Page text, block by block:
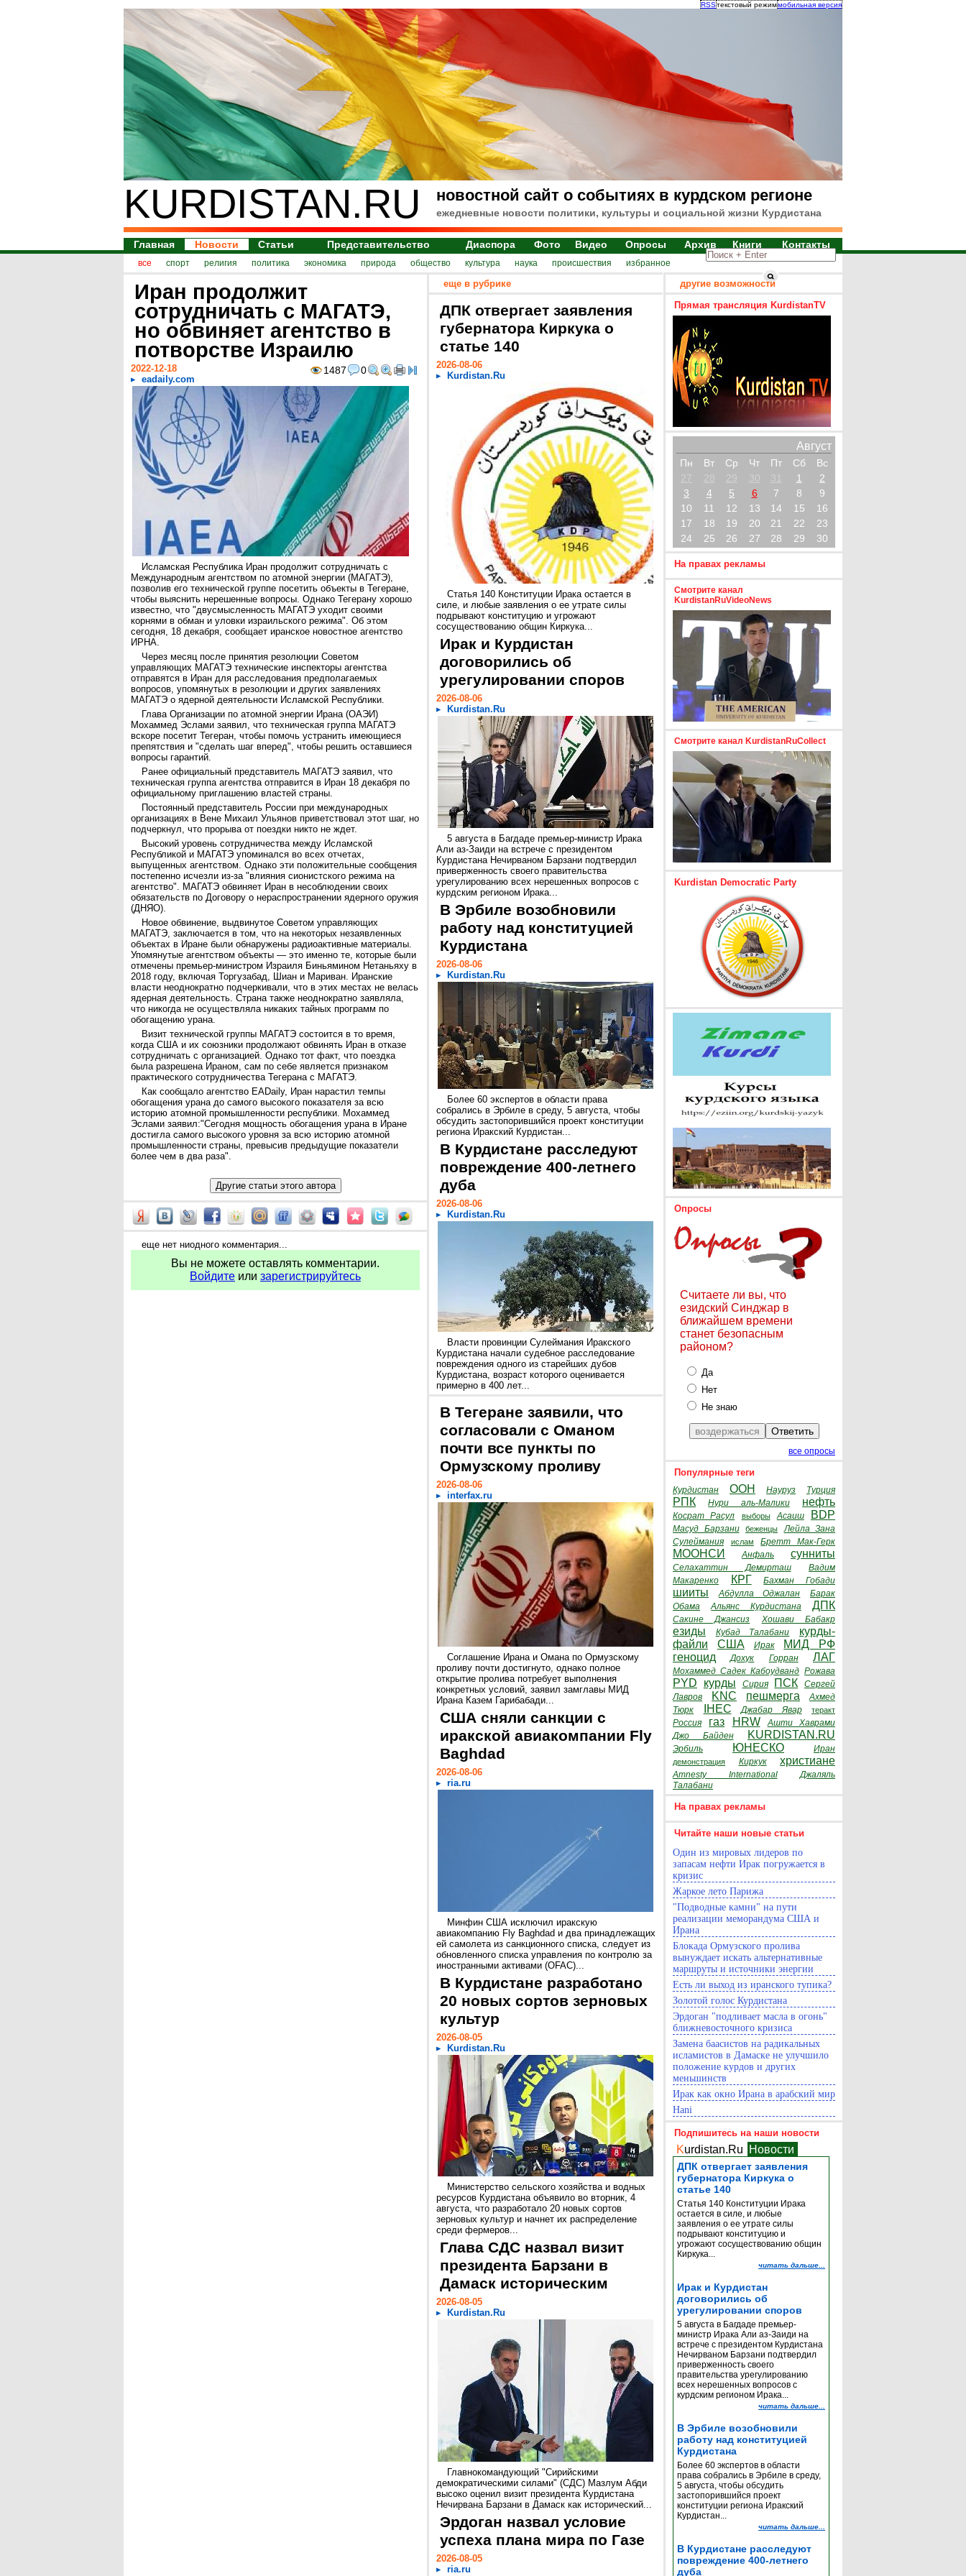
RSSтекстовый режиммобильная версия
KURDISTAN.RU новостной сайт о событиях в курдском регионе
ежедневные новости политики, культуры и социальной жизни Курдистана
Главная Новости Статьи Представительство Диаспора Фото Видео Опросы Архив Книги Контакты
все спорт религия политика экономика природа общество культура наука происшествия избранное
Иран продолжит
сотрудничать с МАГАТЭ,
но обвиняет агентство в
потворстве Израилю
1487 0
2022-12-18
eadaily.com
Исламская Республика Иран продолжит сотрудничать с
Международным агентством по атомной энергии (МАГАТЭ),
позволив его технической группе посетить объекты в Тегеране,
чтобы выяснить нерешенные вопросы. Однако Тегерану хорошо
известно, что "двусмысленность МАГАТЭ уходит своими
корнями в обман и уловки израильского режима". Об этом
сегодня, 18 декабря, сообщает иранское новостное агентство
ИРНА.
Через месяц после принятия резолюции Советом
управляющих МАГАТЭ технические инспекторы агентства
отправятся в Иран для расследования предполагаемых
вопросов, упомянутых в резолюции и других заявлениях
МАГАТЭ о ядерной деятельности Исламской Республики.
Глава Организации по атомной энергии Ирана (ОАЭИ)
Мохаммед Эслами заявил, что техническая группа МАГАТЭ
вскоре посетит Тегеран, чтобы помочь устранить имеющиеся
препятствия и "сделать шаг вперед", чтобы решить оставшиеся
вопросы гарантий.
Ранее официальный представитель МАГАТЭ заявил, что
техническая группа агентства отправится в Иран 18 декабря по
официальному приглашению властей страны.
Постоянный представитель России при международных
организациях в Вене Михаил Ульянов приветствовал этот шаг, но
подчеркнул, что прорыва от поездки никто не ждет.
Высокий уровень сотрудничества между Исламской
Республикой и МАГАТЭ упоминался во всех отчетах,
выпущенных агентством. Однако эти положительные сообщения
постепенно исчезли из-за "влияния сионистского режима на
агентство". МАГАТЭ обвиняет Иран в несоблюдении своих
обязательств по Договору о нераспространении ядерного оружия
(ДНЯО).
Новое обвинение, выдвинутое Советом управляющих
МАГАТЭ, заключается в том, что на некоторых незаявленных
объектах в Иране были обнаружены радиоактивные материалы.
Упомянутые агентством объекты — это именно те, которые были
отмечены премьер-министром Израиля Биньямином Нетаньяху в
2018 году, включая Торгузабад, Шиан и Мариван. Иранские
власти неоднократно подчеркивали, что в этих местах не велась
ядерная деятельность. Страна также неоднократно заявляла,
что никогда не осуществляла никаких тайных программ по
обогащению урана.
Визит технической группы МАГАТЭ состоится в то время,
когда США и их союзники продолжают обвинять Иран в отказе
сотрудничать с организацией. Однако тот факт, что поездка
была разрешена Ираном, сам по себе является признаком
практического сотрудничества Тегерана с МАГАТЭ.
Как сообщало агентство EADaily, Иран нарастил темпы
обогащения урана до самого высокого показателя за всю
историю атомной промышленности республики. Мохаммед
Эслами заявил:"Сегодня мощность обогащения урана в Иране
достигла самого высокого уровня за всю историю атомной
промышленности страны, превысив предыдущие показатели
более чем в два раза".
еще нет ниодного комментария...
Вы не можете оставлять комментарии.
Войдите или зарегистрируйтесь
еще в рубрике
ДПК отвергает заявления
губернатора Киркука о
статье 140
2026-08-06
Kurdistan.Ru
Статья 140 Конституции Ирака остается в
силе, и любые заявления о ее утрате силы
подрывают конституцию и угрожают
сосуществованию общин Киркука...
Ирак и Курдистан
договорились об
урегулировании споров
2026-08-06
Kurdistan.Ru
5 августа в Багдаде премьер-министр Ирака
Али аз-Заиди на встрече с президентом
Курдистана Нечирваном Барзани подтвердил
приверженность своего правительства
урегулированию всех нерешенных вопросов с
курдским регионом Ирака...
В Эрбиле возобновили
работу над конституцией
Курдистана
2026-08-06
Kurdistan.Ru
Более 60 экспертов в области права
собрались в Эрбиле в среду, 5 августа, чтобы
обсудить застопорившийся проект конституции
региона Иракский Курдистан...
В Курдистане расследуют
повреждение 400-летнего
дуба
2026-08-06
Kurdistan.Ru
Власти провинции Сулеймания Иракского
Курдистана начали судебное расследование
повреждения одного из старейших дубов
Курдистана, возраст которого оценивается
примерно в 400 лет...
В Тегеране заявили, что
согласовали с Оманом
почти все пункты по
Ормузскому проливу
2026-08-06
interfax.ru
Соглашение Ирана и Омана по Ормузскому
проливу почти достигнуто, однако полное
открытие пролива потребует выполнения
конкретных условий, заявил замглавы МИД
Ирана Казем Гарибабади...
США сняли санкции с
иракской авиакомпании Fly
Baghdad
2026-08-06
ria.ru
Минфин США исключил иракскую
авиакомпанию Fly Baghdad и два принадлежащих
ей самолета из санкционного списка, следует из
обновленного списка управления по контролю за
иностранными активами (OFAC)...
В Курдистане разработано
20 новых сортов зерновых
культур
2026-08-05
Kurdistan.Ru
Министерство сельского хозяйства и водных
ресурсов Курдистана объявило во вторник, 4
августа, что разработало 20 новых сортов
зерновых культур и начнет их распределение
среди фермеров...
Глава СДС назвал визит
президента Барзани в
Дамаск историческим
2026-08-05
Kurdistan.Ru
Главнокомандующий "Сирийскими
демократическими силами" (СДС) Мазлум Абди
высоко оценил визит президента Курдистана
Нечирвана Барзани в Дамаск как исторический...
Эрдоган назвал условие
успеха плана мира по Газе
2026-08-05
ria.ru
другие возможности
Прямая трансляция KurdistanTV
Август
Пн Вт Ср Чт Пт Сб
Вс
27
28 29 30 31 1
2
3
4 5 6 7 8
9
10
11 12 13 14 15
16
17
18 19 20 21 22
23
24
25 26 27 28 29 30
На правах рекламы
Смотрите канал
KurdistanRuVideoNews
Смотрите канал KurdistanRuCollect
Kurdistan Democratic Party
Опросы
Считаете ли вы, что
езидский Синджар в
ближайшем времени
станет безопасным
районом?
Да
Нет
Не знаю
все опросы
Популярные теги
Курдистан ООН Науруз Турция
РПК Нури аль-Малики нефть
Косрат Расул выборы Асаиш BDP
Масуд Барзани беженцы
Лейла Зана
Сулеймания
ислам Бретт Мак-Герк
МООНСИ Анфаль сунниты
Селахаттин Демирташ
Вадим
Макаренко
КРГ Бахман Гобади
шииты Абдулла Оджалан
Барак
Обама
Альянс Курдистана ДПК
Сакине Джансиз Хошави Бабакр
езиды Кубад Талабани
курды-
файли
США Ирак
МИД РФ
геноцид
Дохук Горран ЛАГ
Мохаммед Садек Кабоудванд Рожава
PYD курды Сирия ПСК
Сергей
Лавров
KNC пешмерга
Ахмед
Тюрк
IHEC Джабар Явар теракт
Россия газ HRW
Ашти Хаврами
Джо Байден
KURDISTAN.RU
Эрбиль ЮНЕСКО Иран
демонстрация Киркук христиане
Amnesty International
Джаляль
Талабани
На правах рекламы
Читайте наши новые статьи
Один из мировых лидеров по
запасам нефти Ирак погружается в
кризис
Жаркое лето Парижа
"Подводные камни" на пути
реализации меморандума США и
Ирана
Блокада Ормузского пролива
вынуждает искать альтернативные
маршруты и источники энергии
Есть ли выход из иранского тупика?
Золотой голос Курдистана
Эрдоган "подливает масла в огонь"
ближневосточного кризиса
Замена баасистов на радикальных
исламистов в Дамаске не улучшило
положение курдов и других
меньшинств
Ирак как окно Ирана в арабский мир
Hani
Подпишитесь на наши новости
Kurdistan.Ru Новости
ДПК отвергает заявления
губернатора Киркука о
статье 140
Статья 140 Конституции Ирака
остается в силе, и любые
заявления о ее утрате силы
подрывают конституцию и
угрожают сосуществованию общин
Киркука...
читать дальше...
Ирак и Курдистан
договорились об
урегулировании споров
5 августа в Багдаде премьер-
министр Ирака Али аз-Заиди на
встрече с президентом Курдистана
Нечирваном Барзани подтвердил
приверженность своего
правительства урегулированию
всех нерешенных вопросов с
курдским регионом Ирака...
читать дальше...
В Эрбиле возобновили
работу над конституцией
Курдистана
Более 60 экспертов в области
права собрались в Эрбиле в среду,
5 августа, чтобы обсудить
застопорившийся проект
конституции региона Иракский
Курдистан...
читать дальше...
В Курдистане расследуют
повреждение 400-летнего
дуба